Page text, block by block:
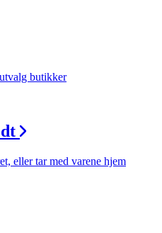
butikker
eller tar med varene hjem